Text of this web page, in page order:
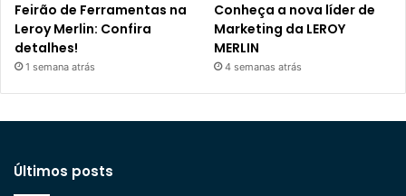
Feirão de Ferramentas na
Leroy Merlin: Confira
detalhes!
1 semana atrás
Conheça a nova líder de
Marketing da LEROY
MERLIN
4 semanas atrás
Últimos posts